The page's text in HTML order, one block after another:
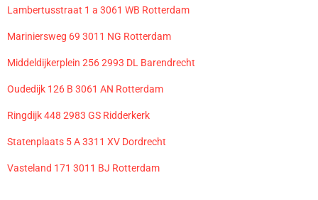
Lambertusstraat 1 a 3061 WB Rotterdam
Mariniersweg 69 3011 NG Rotterdam
Middeldijkerplein 256 2993 DL Barendrecht
Oudedijk 126 B 3061 AN Rotterdam
Ringdijk 448 2983 GS Ridderkerk
Statenplaats 5 A 3311 XV Dordrecht
Vasteland 171 3011 BJ Rotterdam